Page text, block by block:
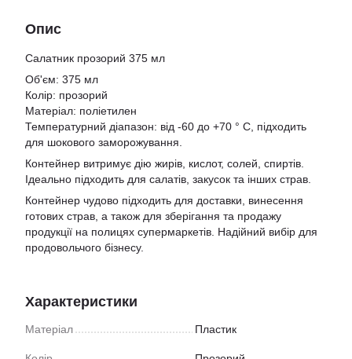
Опис
Салатник прозорий 375 мл
Об'єм: 375 мл
Колір: прозорий
Матеріал: поліетилен
Температурний діапазон: від -60 до +70 ° C, підходить
для шокового заморожування.
Контейнер витримує дію жирів, кислот, солей, спиртів.
Ідеально підходить для салатів, закусок та інших страв.
Контейнер чудово підходить для доставки, винесення
готових страв, а також для зберігання та продажу
продукції на полицях супермаркетів. Надійний вибір для
продовольчого бізнесу.
Характеристики
Матеріал Пластик